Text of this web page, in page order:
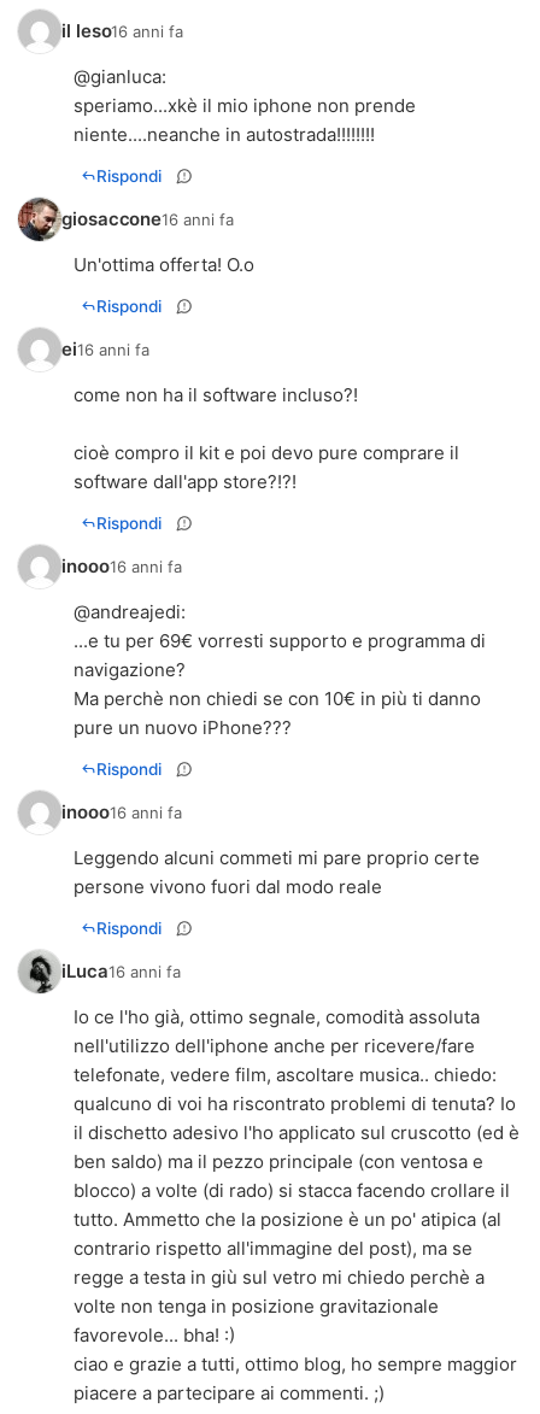
il leso16 anni fa
@gianluca:
speriamo...xkè il mio iphone non prende
niente....neanche in autostrada!!!!!!!!
Rispondi
giosaccone16 anni fa
Un'ottima offerta! O.o
Rispondi
ei16 anni fa
come non ha il software incluso?!
cioè compro il kit e poi devo pure comprare il
software dall'app store?!?!
Rispondi
inooo16 anni fa
@andreajedi:
...e tu per 69€ vorresti supporto e programma di
navigazione?
Ma perchè non chiedi se con 10€ in più ti danno
pure un nuovo iPhone???
Rispondi
inooo16 anni fa
Leggendo alcuni commeti mi pare proprio certe
persone vivono fuori dal modo reale
Rispondi
iLuca16 anni fa
Io ce l'ho già, ottimo segnale, comodità assoluta
nell'utilizzo dell'iphone anche per ricevere/fare
telefonate, vedere film, ascoltare musica.. chiedo:
qualcuno di voi ha riscontrato problemi di tenuta? Io
il dischetto adesivo l'ho applicato sul cruscotto (ed è
ben saldo) ma il pezzo principale (con ventosa e
blocco) a volte (di rado) si stacca facendo crollare il
tutto. Ammetto che la posizione è un po' atipica (al
contrario rispetto all'immagine del post), ma se
regge a testa in giù sul vetro mi chiedo perchè a
volte non tenga in posizione gravitazionale
favorevole... bha! :)
ciao e grazie a tutti, ottimo blog, ho sempre maggior
piacere a partecipare ai commenti. ;)